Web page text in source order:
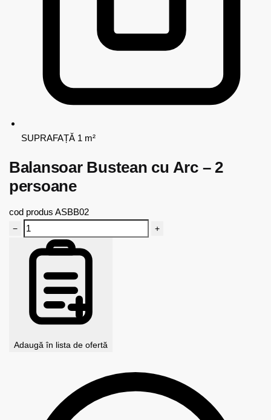
SUPRAFAȚĂ 1 m²
Balansoar Bustean cu Arc – 2
persoane
cod produs ASBB02
− +
Adaugă în lista de ofertă